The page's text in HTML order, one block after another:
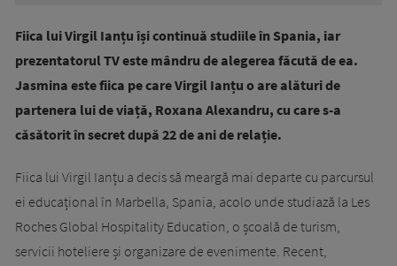
Fiica lui Virgil Ianțu își continuă studiile în Spania, iar
prezentatorul TV este mândru de alegerea făcută de ea.
Jasmina este fiica pe care Virgil Ianțu o are alături de
partenera lui de viață, Roxana Alexandru, cu care s-a
căsătorit în secret după 22 de ani de relație.
Fiica lui Virgil Ianțu a decis să meargă mai departe cu parcursul
ei educațional în Marbella, Spania, acolo unde studiază la Les
Roches Global Hospitality Education, o școală de turism,
servicii hoteliere și organizare de evenimente. Recent,